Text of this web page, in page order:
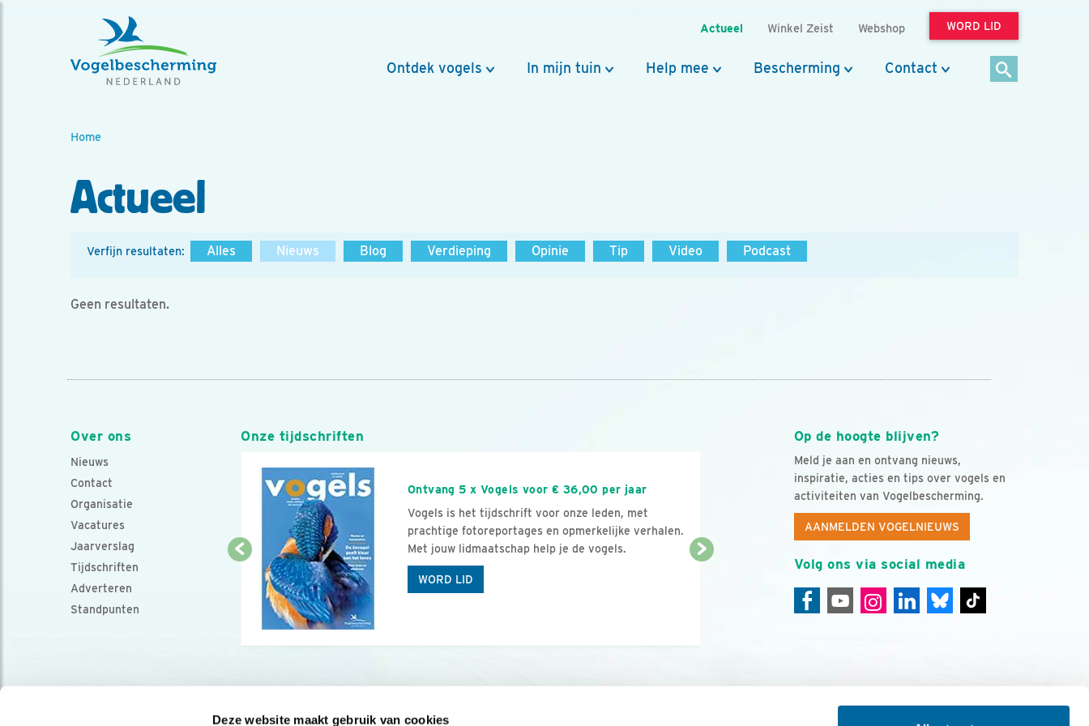
Deze website maakt gebruik van cookies
Actueel Winkel Zeist Webshop WORD LID
Ontdek vogels In mijn tuin Help mee Bescherming Contact
Home
Actueel
Verfijn resultaten: Alles Nieuws Blog Verdieping Opinie Tip Video Podcast
Geen resultaten.
Over ons
Nieuws
Contact
Organisatie
Vacatures
Jaarverslag
Tijdschriften
Adverteren
Standpunten
Op de hoogte blijven?
Meld je aan en ontvang nieuws,
inspiratie, acties en tips over vogels en
activiteiten van Vogelbescherming.
AANMELDEN VOGELNIEUWS
Volg ons via social media
Onze tijdschriften
Ontvang 5 x Vogels voor € 36,00 per jaar
Vogels is het tijdschrift voor onze leden, met
prachtige fotoreportages en opmerkelijke verhalen.
Met jouw lidmaatschap help je de vogels.
WORD LID